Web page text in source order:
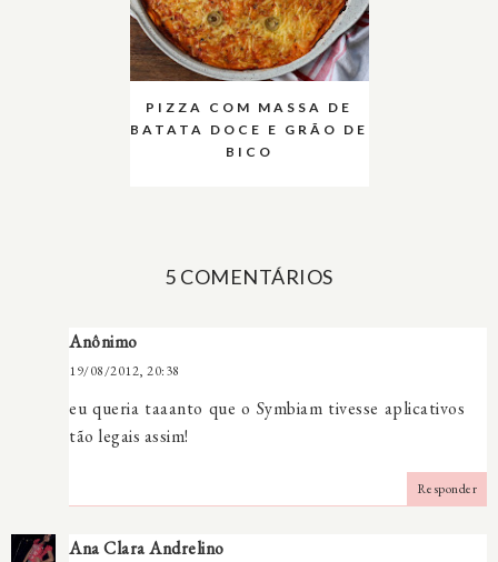
PIZZA COM MASSA DE
BATATA DOCE E GRÃO DE
BICO
5 COMENTÁRIOS
Anônimo
19/08/2012, 20:38
eu queria taaanto que o Symbiam tivesse aplicativos
tão legais assim!
Responder
Ana Clara Andrelino